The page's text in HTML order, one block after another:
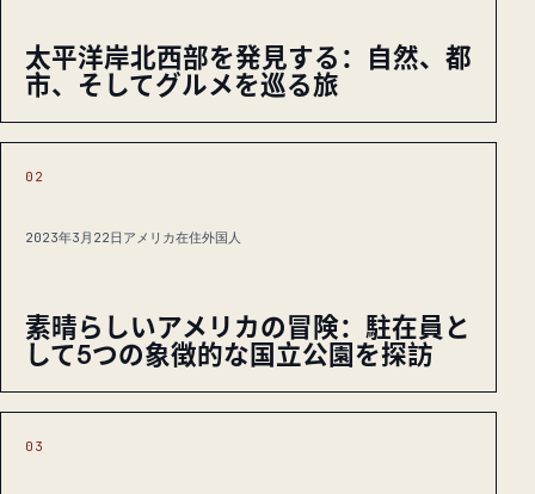
太平洋岸北西部を発見する：自然、都
市、そしてグルメを巡る旅
02
2023年3月22日 アメリカ在住外国人
素晴らしいアメリカの冒険：駐在員と
して5つの象徴的な国立公園を探訪
03